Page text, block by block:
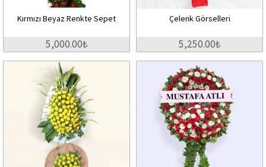
Kırmızı Beyaz Renkte Sepet
5,000.00₺
Çelenk Görselleri
5,250.00₺